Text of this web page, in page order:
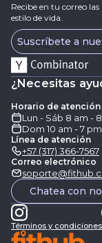
Recibe en tu correo
estilo de vida.
Suscríbete a
¿Necesitas
Horario de atención
Lun - Sáb 8 am -
Dom 10 am - 7 pm
Línea de atención
+57 (317) 366-7567
Correo electrónico
Chatea con
Términos y condiciones